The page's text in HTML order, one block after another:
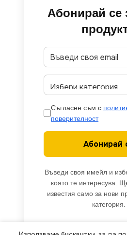
Абонирай се
Съгласен съм с
поверителност
Абонирай
Въведи своя имейл и
която те интересува.
известия само за нови
категория.